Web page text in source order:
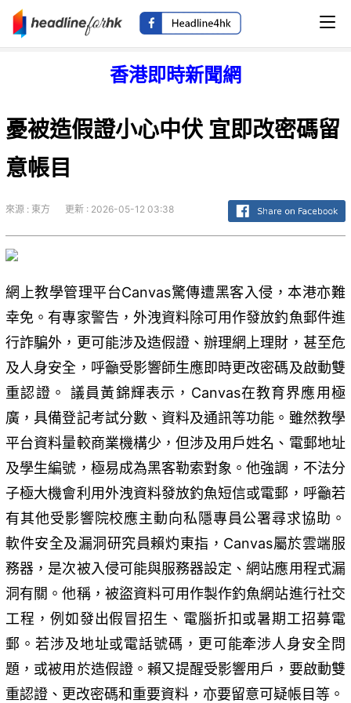
香港即時新聞網
憂被造假證小心中伏 宜即改密碼留
意帳目
來源 : 東方 更新 : 2026-05-12 03:38
網上教學管理平台Canvas驚傳遭黑客入侵，本港亦難
幸免。有專家警告，外洩資料除可用作發放釣魚郵件進
行詐騙外，更可能涉及造假證、辦理網上理財，甚至危
及人身安全，呼籲受影響師生應即時更改密碼及啟動雙
重認證。 議員黃錦輝表示，Canvas在教育界應用極
廣，具備登記考試分數、資料及通訊等功能。雖然教學
平台資料量較商業機構少，但涉及用戶姓名、電郵地址
及學生編號，極易成為黑客勒索對象。他強調，不法分
子極大機會利用外洩資料發放釣魚短信或電郵，呼籲若
有其他受影響院校應主動向私隱專員公署尋求協助。
軟件安全及漏洞研究員賴灼東指，Canvas屬於雲端服
務器，是次被入侵可能與服務器設定、網站應用程式漏
洞有關。他稱，被盜資料可用作製作釣魚網站進行社交
工程，例如發出假冒招生、電腦折扣或暑期工招募電
郵。若涉及地址或電話號碼，更可能牽涉人身安全問
題，或被用於造假證。賴又提醒受影響用戶，要啟動雙
重認證、更改密碼和重要資料，亦要留意可疑帳目等。